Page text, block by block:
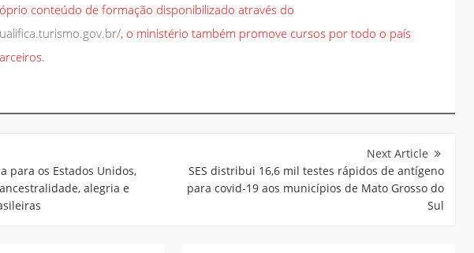
conteúdo de formação disponibilizado através do
, o ministério também promove cursos por todo o país
para os Estados Unidos,
alegria e
SES distribui 16,6 mil testes rápidos de antígeno
para covid-19 aos municípios de Mato Grosso do
Sul